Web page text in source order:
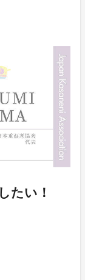
たい！